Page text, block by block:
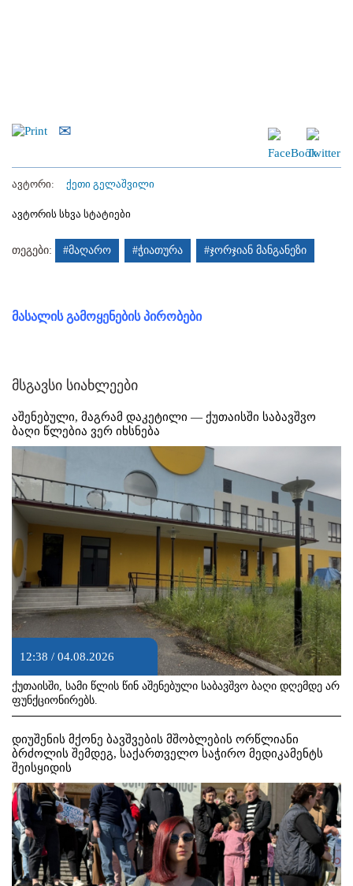
ავტორი: ქეთი გელაშვილი
ავტორის სხვა სტატიები
თეგები: #მაღარო #ჭიათურა #ჯორჯიან მანგანეზი
მასალის გამოყენების პირობები
მსგავსი სიახლეები
აშენებული, მაგრამ დაკეტილი — ქუთაისში საბავშვო
ბაღი წლებია ვერ იხსნება
12:38 / 04.08.2026
ქუთაისში, სამი წლის წინ აშენებული საბავშვო ბაღი დღემდე არ
ფუნქციონირებს.
დიუშენის მქონე ბავშვების მშობლების ორწლიანი
ბრძოლის შემდეგ, საქართველო საჭირო მედიკამენტს
შეისყიდის